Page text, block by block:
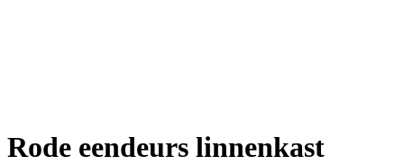
Rode eendeurs linnenkast